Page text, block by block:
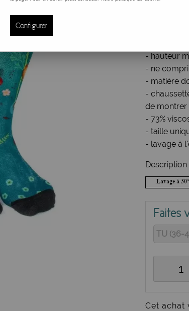
- grand
- hauteur
- ne
- matière
-
de montrer
- 73%
- taille
- lavage à
Description
Faites
TU (36-
Cet achat
Configurer